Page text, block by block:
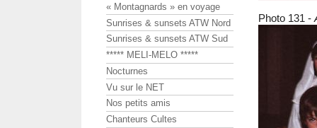
Photo 131 -
« Montagnards » en voyage
Sunrises & sunsets ATW Nord
Sunrises & sunsets ATW Sud
***** MELI-MELO *****
Nocturnes
Vu sur le NET
Nos petits amis
Chanteurs Cultes